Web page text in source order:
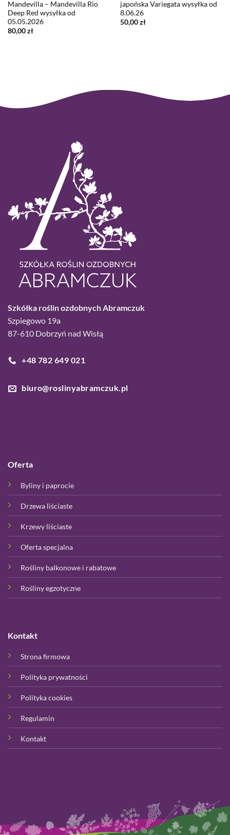
Mandevilla – Mandevilla Rio
Deep Red wysyłka od
05.05.2026
80,00zł
japońska Variegata wysyłka od
8.06.26
50,00zł
Szkółka roślin ozdobnych Abramczuk
Szpiegowo 19a
87-610 Dobrzyń nad Wisłą
+48 782 649 021
biuro@roslinyabramczuk.pl
Oferta
Byliny i paprocie
Drzewa liściaste
Krzewy liściaste
Oferta specjalna
Rośliny balkonowe i rabatowe
Rośliny egzotyczne
Kontakt
Strona firmowa
Polityka prywatności
Polityka cookies
Regulamin
Kontakt